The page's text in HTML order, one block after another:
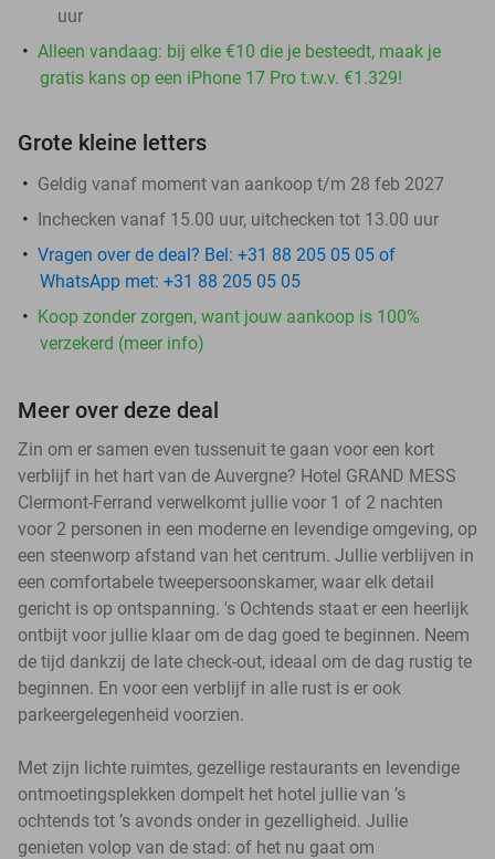
uur
Alleen vandaag: bij elke €10 die je besteedt, maak je
gratis kans op een iPhone 17 Pro t.w.v. €1.329!
Grote kleine letters
Geldig vanaf moment van aankoop t/m 28 feb 2027
Inchecken vanaf 15.00 uur, uitchecken tot 13.00 uur
Vragen over de deal? Bel: +31 88 205 05 05 of
WhatsApp met: +31 88 205 05 05
Koop zonder zorgen, want jouw aankoop is 100%
verzekerd (meer info)
Meer over deze deal
Zin om er samen even tussenuit te gaan voor een kort
verblijf in het hart van de Auvergne? Hotel GRAND MESS
Clermont-Ferrand verwelkomt jullie voor 1 of 2 nachten
voor 2 personen in een moderne en levendige omgeving, op
een steenworp afstand van het centrum. Jullie verblijven in
een comfortabele tweepersoonskamer, waar elk detail
gericht is op ontspanning. 's Ochtends staat er een heerlijk
ontbijt voor jullie klaar om de dag goed te beginnen. Neem
de tijd dankzij de late check-out, ideaal om de dag rustig te
beginnen. En voor een verblijf in alle rust is er ook
parkeergelegenheid voorzien.
Met zijn lichte ruimtes, gezellige restaurants en levendige
ontmoetingsplekken dompelt het hotel jullie van ’s
ochtends tot ’s avonds onder in gezelligheid. Jullie
genieten volop van de stad: of het nu gaat om